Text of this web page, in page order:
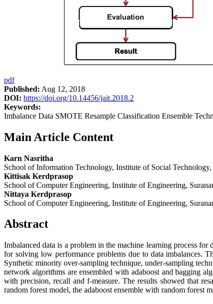
pdf
Published: Aug 12, 2018
DOI: https://doi.org/10.14456/jait.2018.2
Keywords:
Imbalance Data SMOTE Resample Classification Ensemble
Main Article Content
Karn Nasritha
School of Information Technology, Institute of Social
Kittisak Kerdprasop
School of Computer Engineering, Institute of Engineering,
Nittaya Kerdprasop
School of Computer Engineering, Institute of Engineering,
Abstract
Imbalanced data is a problem in the machine learning process
for solving low performance problems due to data imbalances.
Synthetic minority over-sampling technique, under-sampling
network algorithms are ensembled with adaboost and bagging
with precision, recall and f-measure. The results showed that
random forest model, the adaboost ensemble with random forest